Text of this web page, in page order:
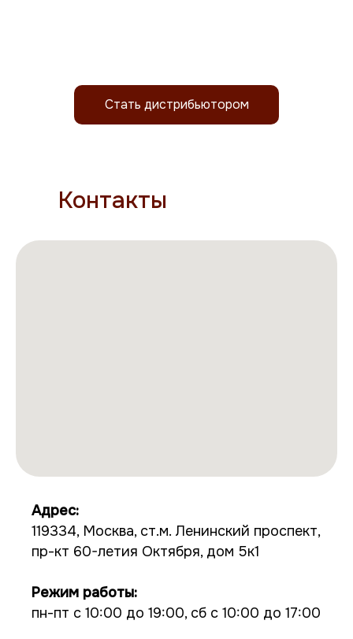
Стать дистрибьютором
Контакты
Адрес:
119334, Москва, ст.м. Ленинский проспект,
пр-кт 60-летия Октября, дом 5к1
Режим работы:
пн-пт с 10:00 до 19:00, сб с 10:00 до 17:00